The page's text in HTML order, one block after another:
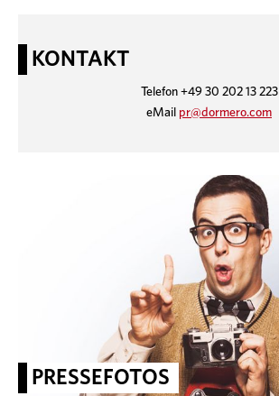
KONTAKT
Telefon +49 30 202 13 223
eMail pr@dormero.com
PRESSEFOTOS